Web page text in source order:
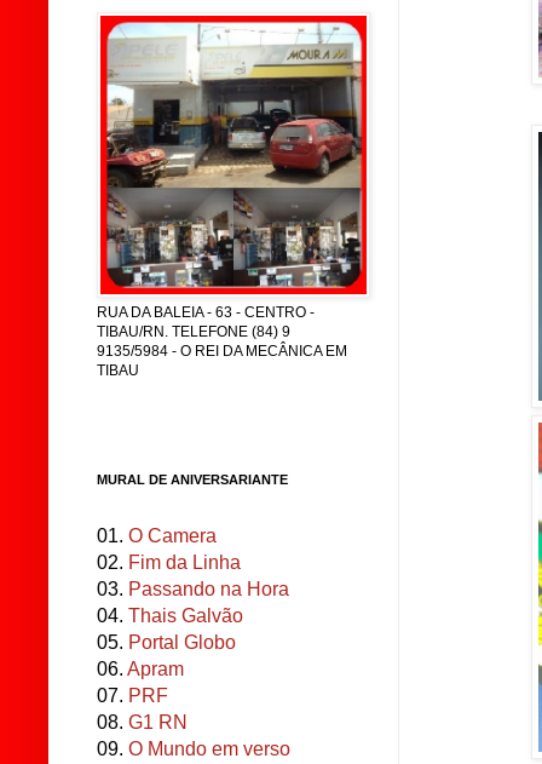
RUA DA BALEIA - 63 - CENTRO -
TIBAU/RN. TELEFONE (84) 9
9135/5984 - O REI DA MECÂNICA EM
TIBAU
MURAL DE ANIVERSARIANTE
01. O Camera
02. Fim da Linha
03. Passando na Hora
04. Thais Galvão
05. Portal Globo
06. Apram
07. PRF
08. G1 RN
09. O Mundo em verso